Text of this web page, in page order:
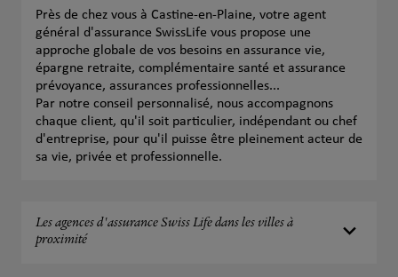
Près de chez vous à Castine-en-Plaine, votre agent
général d'assurance SwissLife vous propose une
approche globale de vos besoins en assurance vie,
épargne retraite, complémentaire santé et assurance
prévoyance, assurances professionnelles...
Par notre conseil personnalisé, nous accompagnons
chaque client, qu'il soit particulier, indépendant ou chef
d'entreprise, pour qu'il puisse être pleinement acteur de
sa vie, privée et professionnelle.
Les agences d'assurance Swiss Life dans les villes à
proximité